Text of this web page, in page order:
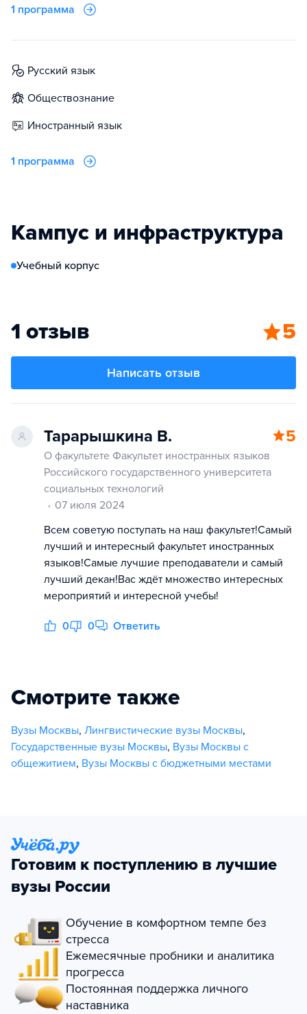
1 программа
русский язык
обществознание
иностранный язык
1 программа
Кампус и инфраструктура
Учебный корпус
1 отзыв 5
Написать отзыв
Тарарышкина В. 5
О факультете Факультет иностранных языков
Российского государственного университета
социальных технологий
07 июля 2024
Всем советую поступать на наш факультет!Самый
лучший и интересный факультет иностранных
языков!Самые лучшие преподаватели и самый
лучший декан!Вас ждёт множество интересных
мероприятий и интересной учебы!
0 0 Ответить
Смотрите также
Вузы Москвы, Лингвистические вузы Москвы,
Государственные вузы Москвы, Вузы Москвы с
общежитием, Вузы Москвы с бюджетными местами
Готовим к поступлению в лучшие
вузы России
Обучение в комфортном темпе без
стресса
Ежемесячные пробники и аналитика
прогресса
Постоянная поддержка личного
наставника